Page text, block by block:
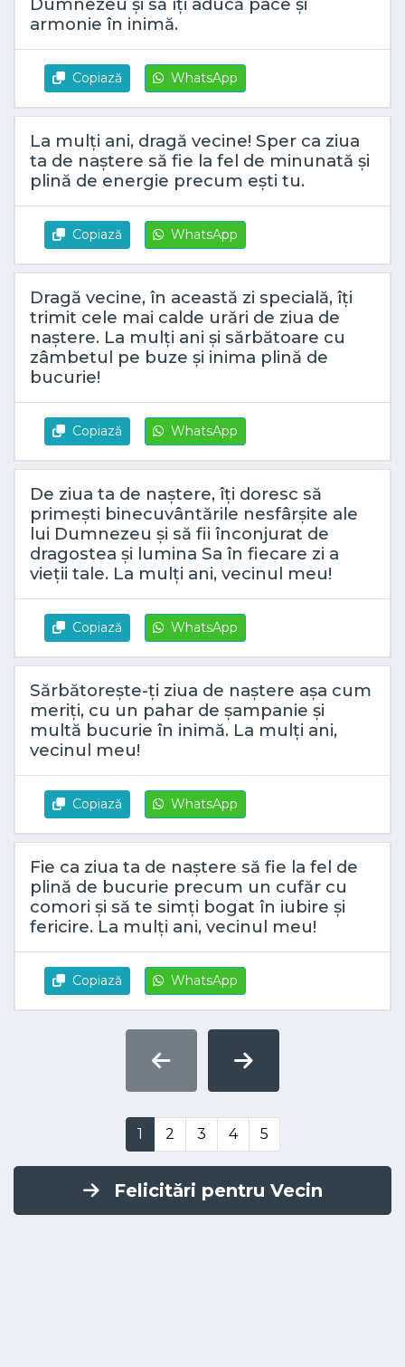
armonie în inimă.
Copiază WhatsApp
La mulți ani, dragă vecine! Sper ca ziua
ta de naștere să fie la fel de minunată și
plină de energie precum ești tu.
Copiază WhatsApp
Dragă vecine, în această zi specială, îți
trimit cele mai calde urări de ziua de
naștere. La mulți ani și sărbătoare cu
zâmbetul pe buze și inima plină de
bucurie!
Copiază WhatsApp
De ziua ta de naștere, îți doresc să
primești binecuvântările nesfârșite ale
lui Dumnezeu și să fii înconjurat de
dragostea și lumina Sa în fiecare zi a
vieții tale. La mulți ani, vecinul meu!
Copiază WhatsApp
Sărbătorește-ți ziua de naștere așa cum
meriți, cu un pahar de șampanie și
multă bucurie în inimă. La mulți ani,
vecinul meu!
Copiază WhatsApp
Fie ca ziua ta de naștere să fie la fel de
plină de bucurie precum un cufăr cu
comori și să te simți bogat în iubire și
fericire. La mulți ani, vecinul meu!
Copiază WhatsApp
1 2 3 4 5
Felicitări pentru Vecin